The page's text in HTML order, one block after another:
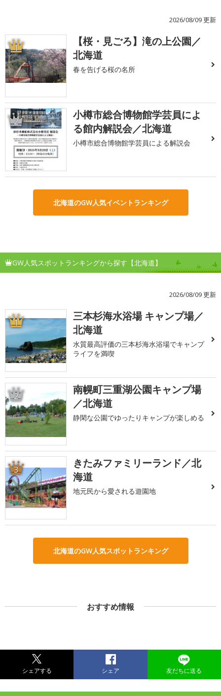
2026/08/09 更新
1
【桜・見ごろ】滝の上公園／
北海道
春を告げる桜の名所
2
小樽市総合博物館学芸員によ
る館内解説会／北海道
小樽市総合博物館学芸員による解説会
北海道のGW人気イベントランキング
GW人気スポットランキングから探す【北海道】
2026/08/09 更新
1
三本杉海水浴場 キャンプ場／
北海道
水質最高評価の三本杉海水浴場でキャンプ
ライフを満喫
2
南幌町三重湖公園キャンプ場
／北海道
静閑な公園でゆったりキャンプが楽しめる
3
きたみファミリーランド／北
海道
地元民から愛される遊園地
北海道のGW人気スポットランキング
おすすめ情報
シェアする シェア 友だちに送る